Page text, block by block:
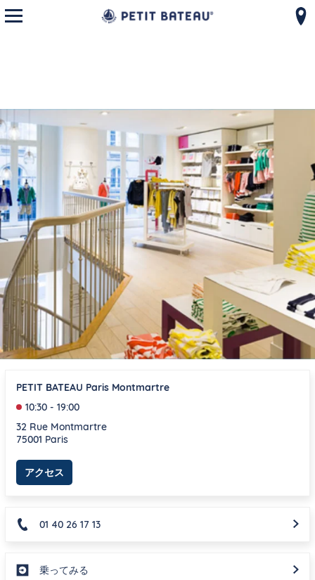
モバイルメニューを開く
PETIT BATEAU Paris Montmartre
10:30 - 19:00
32 Rue Montmartre
75001 Paris
アクセス
01 40 26 17 13
乗ってみる